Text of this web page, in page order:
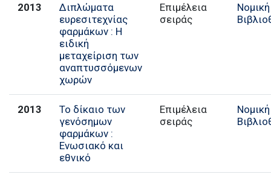
2013
Διπλώματα
ευρεσιτεχνίας
φαρμάκων : Η
ειδική
μεταχείριση των
αναπτυσσόμενων
χωρών
Επιμέλεια
σειράς
Νομική
2013
Το δίκαιο των
γενόσημων
φαρμάκων :
Ενωσιακό και
εθνικό
Επιμέλεια
σειράς
Νομική